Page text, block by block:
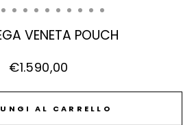
VENETA POUCH
Prezzo
listino
€1.590,00
AL CARRELLO